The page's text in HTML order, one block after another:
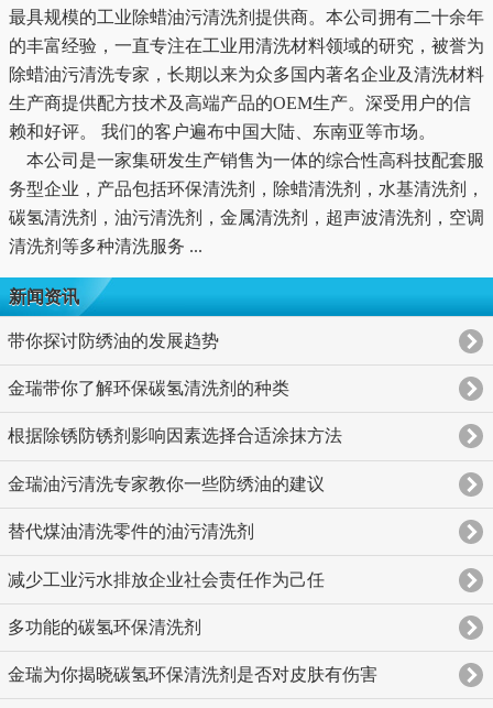
最具规模的工业除蜡油污清洗剂提供商。本公司拥有二十余年
的丰富经验，一直专注在工业用清洗材料领域的研究，被誉为
除蜡油污清洗专家，长期以来为众多国内著名企业及清洗材料
生产商提供配方技术及高端产品的OEM生产。深受用户的信
赖和好评。 我们的客户遍布中国大陆、东南亚等市场。
本公司是一家集研发生产销售为一体的综合性高科技配套服
务型企业，产品包括环保清洗剂，除蜡清洗剂，水基清洗剂，
碳氢清洗剂， 油污清洗剂
，金属清洗剂，超声波清洗剂，空调
清洗剂等多种清洗服务 ...
新闻资讯
带你探讨防绣油的发展趋势
金瑞带你了解环保碳氢清洗剂的种类
根据除锈防锈剂影响因素选择合适涂抹方法
金瑞油污清洗专家教你一些防绣油的建议
替代煤油清洗零件的油污清洗剂
减少工业污水排放企业社会责任作为己任
多功能的碳氢环保清洗剂
金瑞为你揭晓碳氢环保清洗剂是否对皮肤有伤害